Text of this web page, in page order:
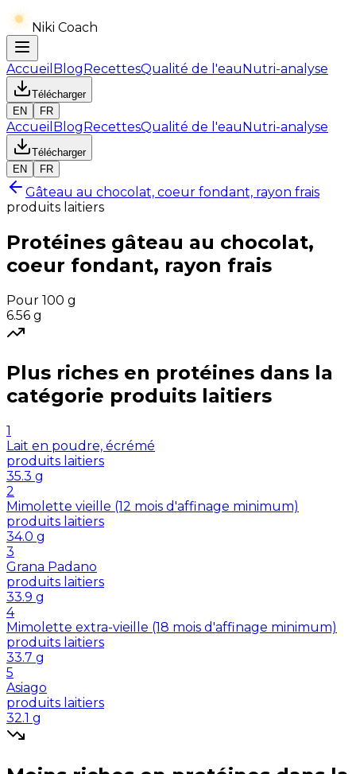
Niki Coach
Accueil BlogRecettesQualité de l'eauNutri-analyse
Télécharger
EN
FR
Accueil BlogRecettesQualité de l'eauNutri-analyse
Télécharger
EN
FR
Gâteau au chocolat, coeur fondant, rayon frais
produits laitiers
Protéines gâteau au chocolat,
coeur fondant, rayon frais
Pour 100 g
6.56 g
Plus riches en protéines dans la
catégorie produits laitiers
1
Lait en poudre, écrémé
produits laitiers
35.3 g
2
Mimolette vieille (12 mois d'affinage minimum)
produits laitiers
34.0 g
3
Grana Padano
produits laitiers
33.9 g
4
Mimolette extra-vieille (18 mois d'affinage minimum)
produits laitiers
33.7 g
5
Asiago
produits laitiers
32.1 g